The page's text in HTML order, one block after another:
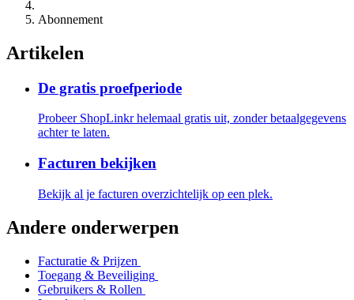
Abonnement
Artikelen
De gratis proefperiode
Probeer ShopLinkr helemaal gratis uit, zonder betaalgegevens
achter te laten.
Facturen bekijken
Bekijk al je facturen overzichtelijk op een plek.
Andere onderwerpen
Facturatie & Prijzen
Toegang & Beveiliging
Gebruikers & Rollen